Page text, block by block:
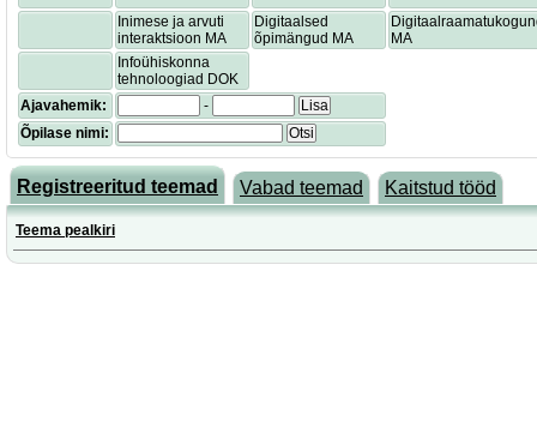
Inimese ja arvuti
interaktsioon MA
Digitaalsed
õpimängud MA
MA
Infoühiskonna
tehnoloogiad DOK
Ajavahemik:
-
Lisa
Õpilase nimi:
Otsi
Registreeritud teemad Vabad teemad Kaitstud tööd
Teema pealkiri